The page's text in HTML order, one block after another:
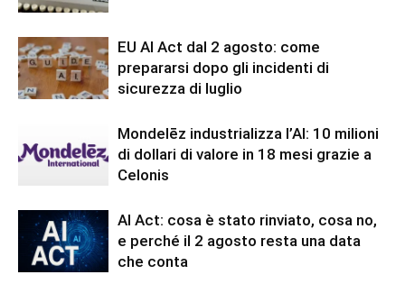
EU AI Act dal 2 agosto: come
prepararsi dopo gli incidenti di
sicurezza di luglio
Mondelēz industrializza l’AI: 10 milioni
di dollari di valore in 18 mesi grazie a
Celonis
AI Act: cosa è stato rinviato, cosa no,
e perché il 2 agosto resta una data
che conta